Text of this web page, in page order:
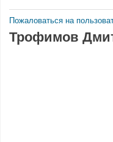
Пожаловаться на
Трофимов